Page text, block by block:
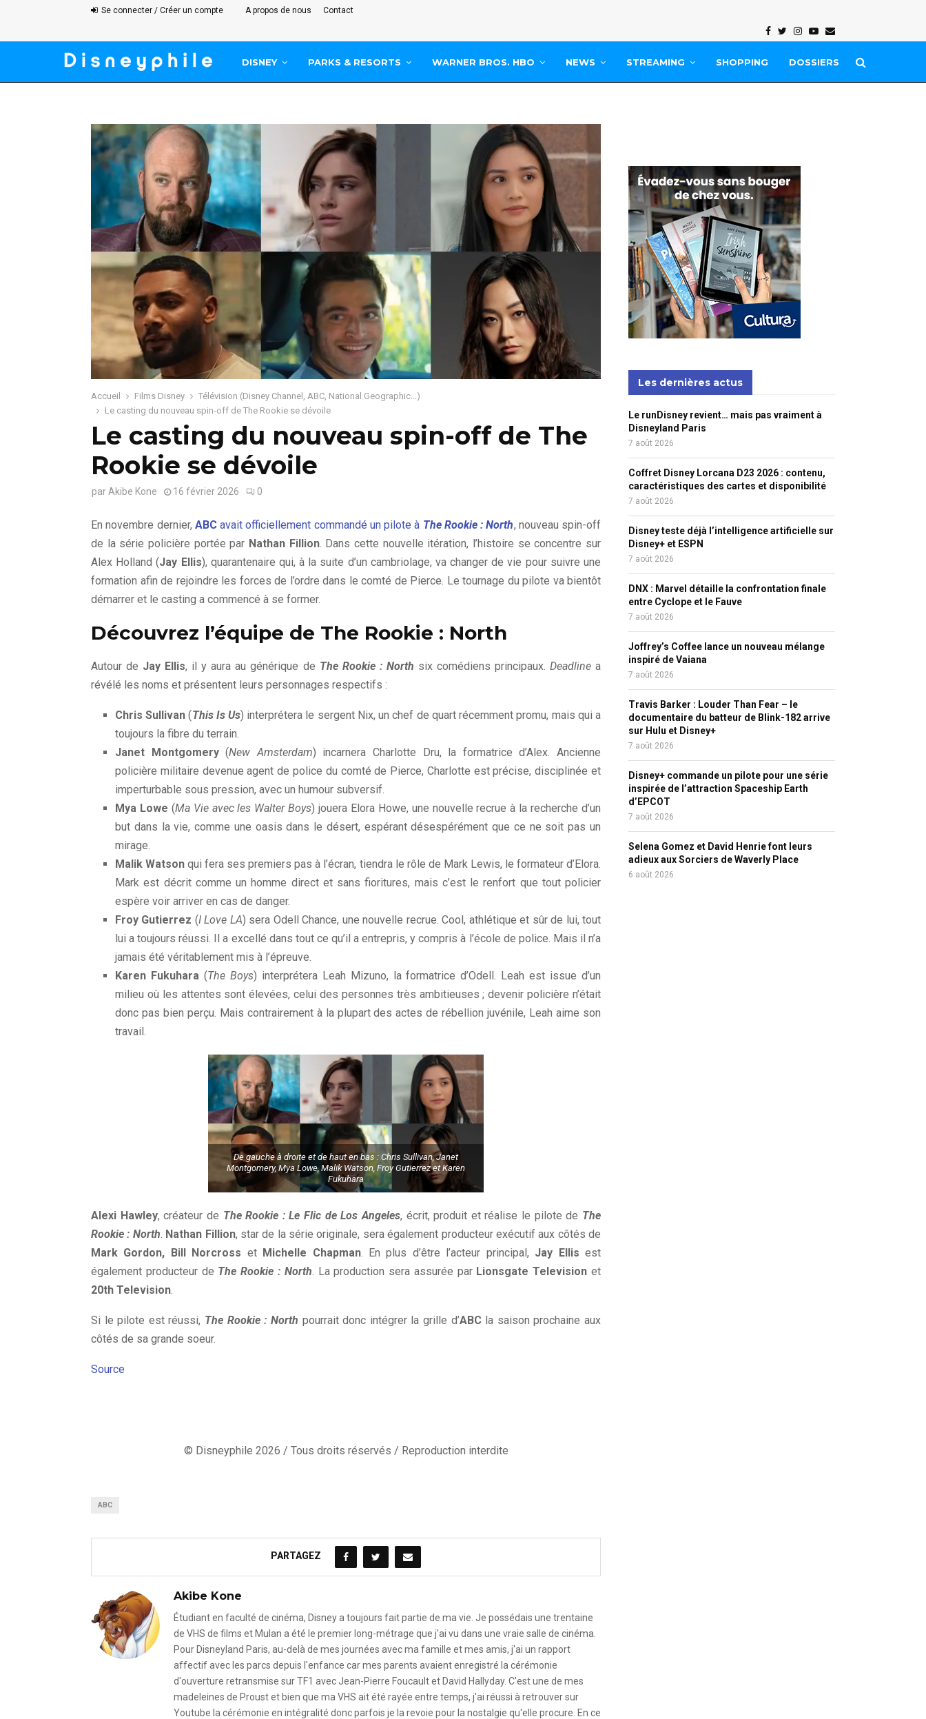
Se connecter / Créer un compte A propos de nous Contact
Facebook
Twitter
Instagram
Youtube
Email
DISNEY PARKS & RESORTS WARNER BROS. HBO NEWS STREAMING SHOPPING DOSSIERS
Accueil Films Disney
Télévision (Disney Channel, ABC, National Geographic...)
Le casting du nouveau spin-off de The Rookie se dévoile
Le casting du nouveau spin-off de The
Rookie se dévoile
par Akibe Kone 16 février 2026 0
En novembre dernier, ABCavait officiellement commandé un pilote à The Rookie : North, nouveau spin-off
de la série policière portée par Nathan Fillion. Dans cette nouvelle itération, l’histoire se concentre sur
Alex Holland (Jay Ellis), quarantenaire qui, à la suite d’un cambriolage, va changer de vie pour suivre une
formation afin de rejoindre les forces de l’ordre dans le comté de Pierce. Le tournage du pilote va bientôt
démarrer et le casting a commencé à se former.
Découvrez l’équipe de The Rookie : North
Autour de Jay Ellis, il y aura au générique de The Rookie : North six comédiens principaux. Deadlinea
révélé les noms et présentent leurs personnages respectifs :
Chris Sullivan (This Is Us) interprétera le sergent Nix, un chef de quart récemment promu, mais qui a
toujours la fibre du terrain.
Janet Montgomery(New Amsterdam) incarnera Charlotte Dru, la formatrice d’Alex. Ancienne
policière militaire devenue agent de police du comté de Pierce, Charlotte est précise, disciplinée et
imperturbable sous pression, avec un humour subversif.
Mya Lowe (Ma Vie avec les Walter Boys) jouera Elora Howe, une nouvelle recrue à la recherche d’un
but dans la vie, comme une oasis dans le désert, espérant désespérément que ce ne soit pas un
mirage.
Malik Watsonqui fera ses premiers pas à l’écran, tiendra le rôle de Mark Lewis, le formateur d’Elora.
Mark est décrit comme un homme direct et sans fioritures, mais c’est le renfort que tout policier
espère voir arriver en cas de danger.
Froy Gutierrez (I Love LA) sera Odell Chance, une nouvelle recrue. Cool, athlétique et sûr de lui, tout
lui a toujours réussi. Il a excellé dans tout ce qu’il a entrepris, y compris à l’école de police. Mais il n’a
jamais été véritablement mis à l’épreuve.
Karen Fukuhara(The Boys) interprétera Leah Mizuno, la formatrice d’Odell. Leah est issue d’un
milieu où les attentes sont élevées, celui des personnes très ambitieuses ; devenir policière n’était
donc pas bien perçu. Mais contrairement à la plupart des actes de rébellion juvénile, Leah aime son
travail.
De gauche à droite et de haut en bas : Chris Sullivan, Janet
Montgomery, Mya Lowe, Malik Watson, Froy Gutierrez et Karen
Fukuhara
Alexi Hawley, créateur de The Rookie : Le Flic de Los Angeles, écrit, produit et réalise le pilote de The
Rookie : North Nathan Fillion, star de la série originale, sera également producteur exécutif aux côtés de
Mark Gordon, Bill Norcross et Michelle Chapman. En plus d’être l’acteur principal, Jay Ellis est
également producteur de The Rookie : North . La production sera assurée par Lionsgate Television et
20th Television
Si le pilote est réussi, The Rookie : North pourrait donc intégrer la grille d’ABCla saison prochaine aux
côtés de sa grande soeur.
Source
© Disneyphile 2026 / Tous droits réservés / Reproduction interdite
ABC
PARTAGEZ
Akibe Kone
Étudiant en faculté de cinéma, Disney a toujours fait partie de ma vie. Je possédais une trentaine
de VHS de films et Mulan a été le premier long-métrage que j'ai vu dans une vraie salle de cinéma.
Pour Disneyland Paris, au-delà de mes journées avec ma famille et mes amis, j'ai un rapport
affectif avec les parcs depuis l'enfance car mes parents avaient enregistré la cérémonie
d'ouverture retransmise sur TF1 avec Jean-Pierre Foucault et David Hallyday. C'est une de mes
madeleines de Proust et bien que ma VHS ait été rayée entre temps, j'ai réussi à retrouver sur
Youtube la cérémonie en intégralité donc parfois je la revoie pour la nostalgie qu'elle procure. En ce
Les dernières actus
Le runDisney revient… mais pas vraiment à
Disneyland Paris
7 août 2026
Coffret Disney Lorcana D23 2026 : contenu,
caractéristiques des cartes et disponibilité
7 août 2026
Disney teste déjà l’intelligence artificielle sur
Disney+ et ESPN
7 août 2026
DNX : Marvel détaille la confrontation finale
entre Cyclope et le Fauve
7 août 2026
Joffrey’s Coffee lance un nouveau mélange
inspiré de Vaiana
7 août 2026
Travis Barker : Louder Than Fear – le
documentaire du batteur de Blink-182 arrive
sur Hulu et Disney+
7 août 2026
Disney+ commande un pilote pour une série
inspirée de l’attraction Spaceship Earth
d’EPCOT
7 août 2026
Selena Gomez et David Henrie font leurs
adieux aux Sorciers de Waverly Place
6 août 2026